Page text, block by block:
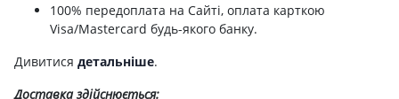
100% передоплата на Сайті, оплата карткою
Visa/Mastercard будь-якого банку.
Дивитися детальніше.
Доставка здійснюється: